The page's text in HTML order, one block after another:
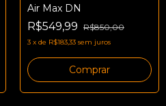
Air Max DN
R$549,99 R$850,00
3 x de R$183,33 sem juros
Comprar